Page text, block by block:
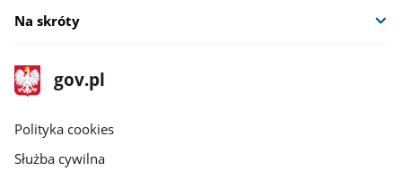
Na skróty
stopka
gov.pl
Strona
gov.pl
gov.pl
Polityka cookies
Służba cywilna